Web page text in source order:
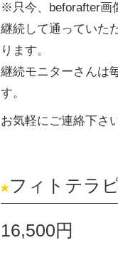
※只今、beforafter画
継続して通っていた
ります。
継続モニターさんは
す。
お気軽にご連絡下さい
フィトテラ
16,500円